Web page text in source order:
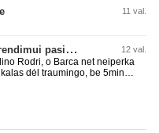
11 val.
Paaiškėjo, kas turėjo įtakos Rodri sprendimui pasirinkti Barselonos pusę 12 val.
Rodri, o Barca net neiperka
dėl traumingo, be 5min